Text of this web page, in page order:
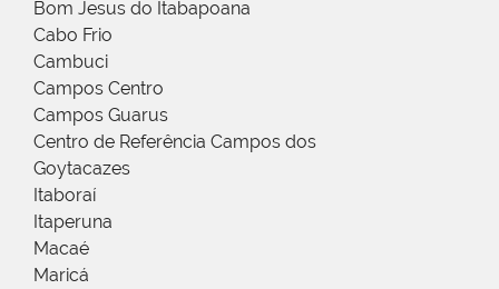
Bom Jesus do Itabapoana
Cabo Frio
Cambuci
Campos Centro
Campos Guarus
Centro de Referência Campos dos
Goytacazes
Itaboraí
Itaperuna
Macaé
Maricá